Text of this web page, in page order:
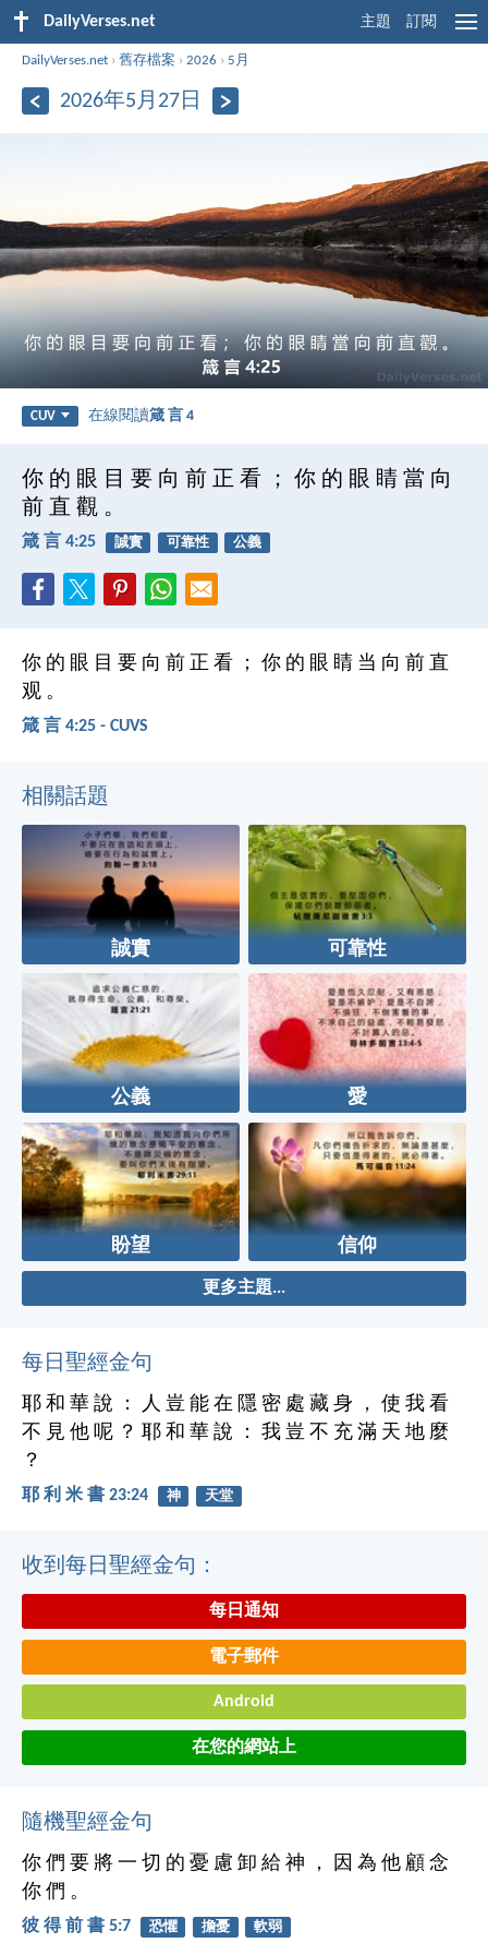
DailyVerses.net 主題 訂閱
DailyVerses.net ›舊存檔案 ›2026 ›5月
2026年5月27日
CUV 在線閱讀箴 言 4
你 的 眼 目 要 向 前 正 看 ； 你 的 眼 睛 當 向
前 直 觀 。
箴 言 4:25 誠實 可靠性 公義
你 的 眼 目 要 向 前 正 看 ； 你 的 眼 睛 当 向 前 直
观 。
箴 言 4:25 - CUVS
相關話題
誠實 可靠性
公義 愛
盼望 信仰
更多主題...
每日聖經金句
耶 和 華 說 ： 人 豈 能 在 隱 密 處 藏 身 ， 使 我 看
不 見 他 呢 ？ 耶 和 華 說 ： 我 豈 不 充 滿 天 地 麼
？
耶 利 米 書 23:24 神 天堂
收到每日聖經金句：
每日通知
電子郵件
Android
在您的網站上
隨機聖經金句
你 們 要 將 一 切 的 憂 慮 卸 給 神 ， 因 為 他 顧 念
你 們 。
彼 得 前 書 5:7 恐懼 擔憂 軟弱